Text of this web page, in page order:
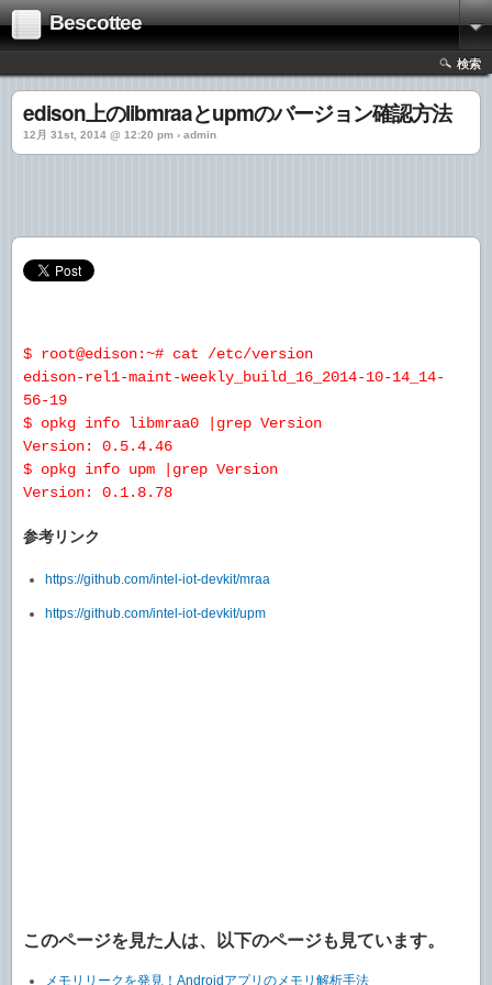
Bescottee
検索
edison上のlibmraaとupmのバージョン確認方法
12月 31st, 2014 @ 12:20 pm › admin
$ root@edison:~# cat /etc/version
edison-rel1-maint-weekly_build_16_2014-10-14_14-
56-19
$ opkg info libmraa0 |grep Version
Version: 0.5.4.46
$ opkg info upm |grep Version
Version: 0.1.8.78
参考リンク
https://github.com/intel-iot-devkit/mraa
https://github.com/intel-iot-devkit/upm
このページを見た人は、以下のページも見ています。
メモリリークを発見！Androidアプリのメモリ解析手法